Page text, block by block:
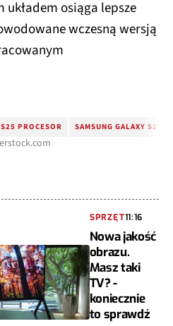
osiąga lepsze
wczesną wersją
PROCESOR SAMSUNG GALAXY S25
SPRZĘT11:16
Nowa jakość
obrazu.
Masz taki
TV? -
koniecznie
to sprawdź